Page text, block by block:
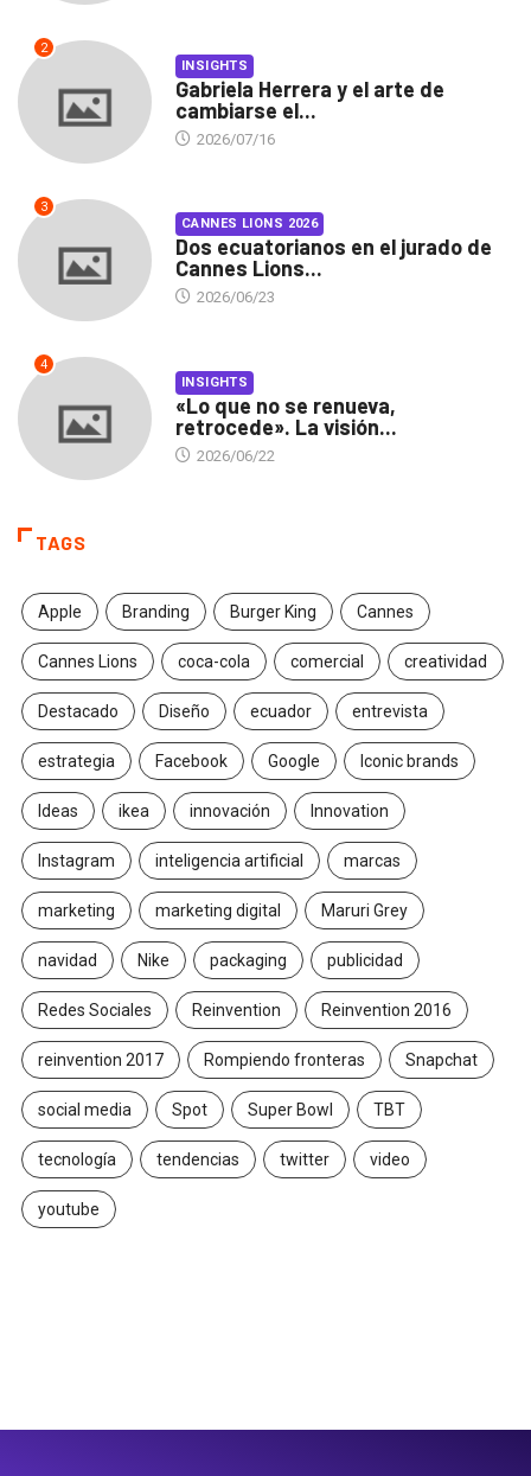
2
INSIGHTS
Gabriela Herrera y el arte de
cambiarse el...
2026/07/16
3
CANNES LIONS 2026
Dos ecuatorianos en el jurado de
Cannes Lions...
2026/06/23
4
INSIGHTS
«Lo que no se renueva,
retrocede». La visión...
2026/06/22
TAGS
Apple Branding Burger King Cannes
Cannes Lions coca-cola comercial creatividad
Destacado Diseño ecuador entrevista
estrategia Facebook Google Iconic brands
Ideas ikea innovación Innovation
Instagram inteligencia artificial marcas
marketing marketing digital Maruri Grey
navidad Nike packaging publicidad
Redes Sociales Reinvention Reinvention 2016
reinvention 2017 Rompiendo fronteras Snapchat
social media Spot Super Bowl TBT
tecnología tendencias twitter video
youtube